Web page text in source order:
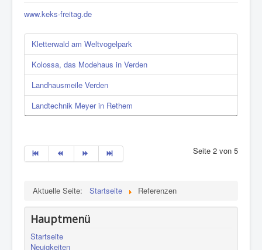
www.keks-freitag.de
Kletterwald am Weltvogelpark
Kolossa, das Modehaus in Verden
Landhausmeile Verden
Landtechnik Meyer in Rethem
Seite 2 von 5
Aktuelle Seite: Startseite Referenzen
Hauptmenü
Startseite
Neuigkeiten